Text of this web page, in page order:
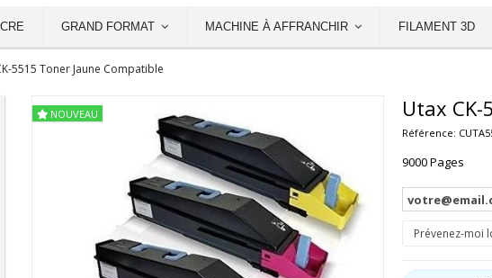
GRAND FORMAT MACHINE À AFFRANCHIR FILAMENT 3D
5515 Toner Jaune Compatible
NOUVEAU Utax
Référence:
9000 Pages
Prévenez-moi